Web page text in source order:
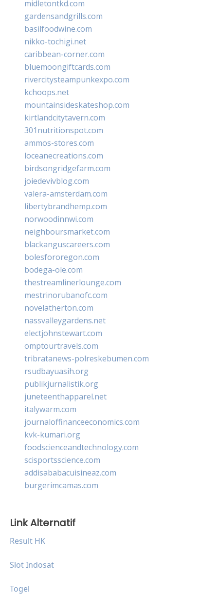
midletontkd.com
gardensandgrills.com
basilfoodwine.com
nikko-tochigi.net
caribbean-corner.com
bluemoongiftcards.com
rivercitysteampunkexpo.com
kchoops.net
mountainsideskateshop.com
kirtlandcitytavern.com
301nutritionspot.com
ammos-stores.com
loceanecreations.com
birdsongridgefarm.com
joiedevivblog.com
valera-amsterdam.com
libertybrandhemp.com
norwoodinnwi.com
neighboursmarket.com
blackanguscareers.com
bolesfororegon.com
bodega-ole.com
thestreamlinerlounge.com
mestrinorubanofc.com
novelatherton.com
nassvalleygardens.net
electjohnstewart.com
omptourtravels.com
tribratanews-polreskebumen.com
rsudbayuasih.org
publikjurnalistik.org
juneteenthapparel.net
italywarm.com
journaloffinanceeconomics.com
kvk-kumari.org
foodscienceandtechnology.com
scisportsscience.com
addisababacuisineaz.com
burgerimcamas.com
Link Alternatif
Result HK
Slot Indosat
Togel